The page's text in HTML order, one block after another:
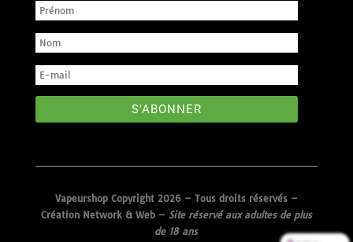
S'ABONNER
Vapeurshop Copyright 2026 – Tous droits réservés –
Création Network & Web– Site réservé aux adultes de plus
de 18 ans